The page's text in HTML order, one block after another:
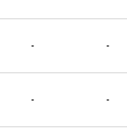
- -
- -